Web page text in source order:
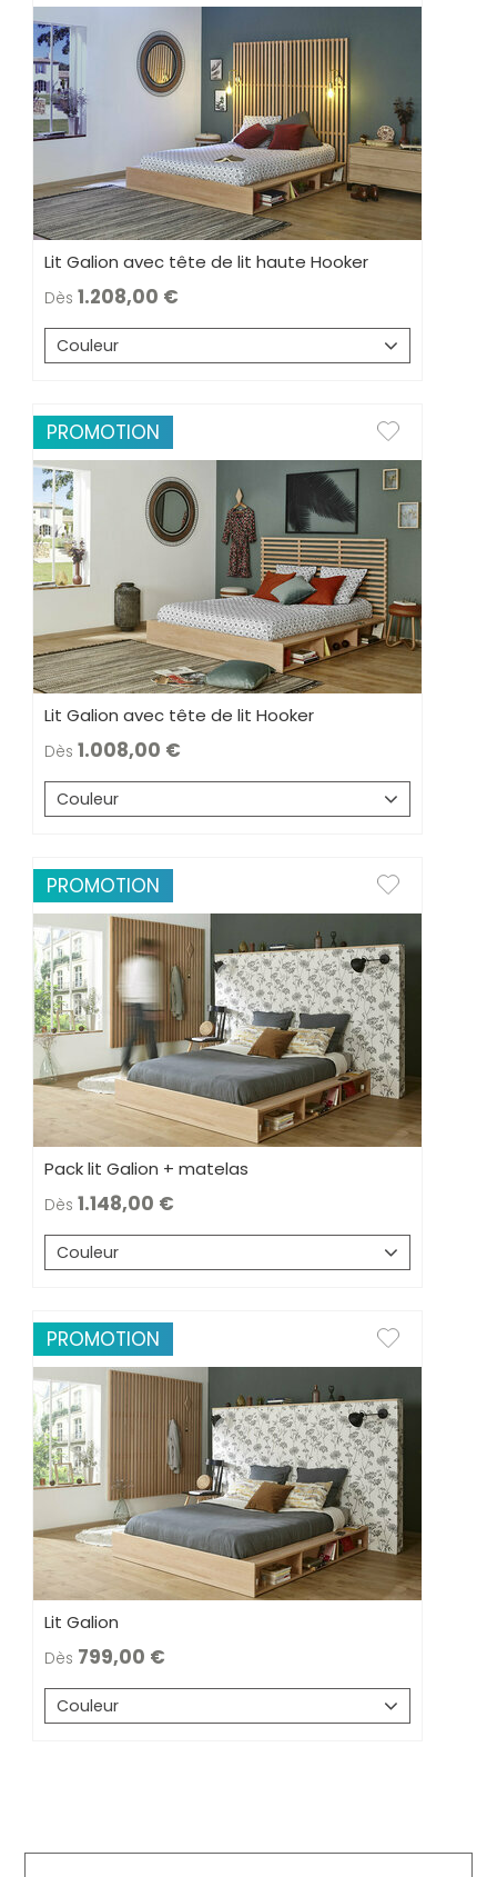
Lit Galion avec tête de lit haute Hooker
Dès 1.208,00
Couleur
PROMOTION
Lit Galion avec tête de lit Hooker
Dès 1.008,00
Couleur
PROMOTION
Pack lit Galion + matelas
Dès 1.148,00
Couleur
PROMOTION
Lit Galion
Dès 799,00
Couleur